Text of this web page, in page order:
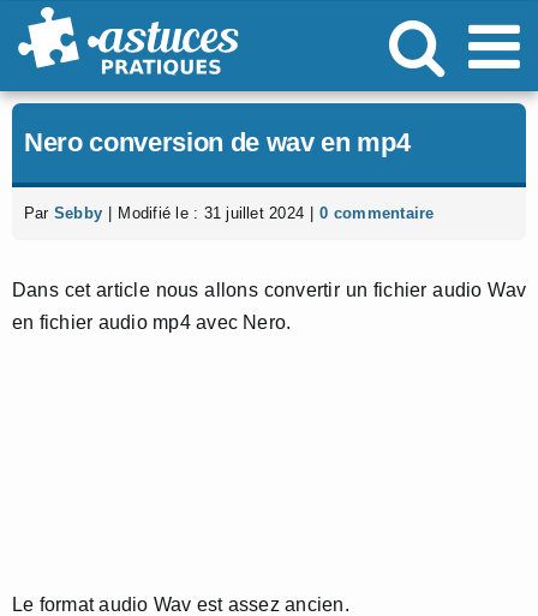
Passer
au
Nero conversion de wav en mp4
Par Sebby Modifié le : 31 juillet 2024 0 commentaire
Dans cet article nous allons convertir un fichier audio Wav
en fichier audio mp4 avec Nero.
Le format audio Wav est assez ancien.